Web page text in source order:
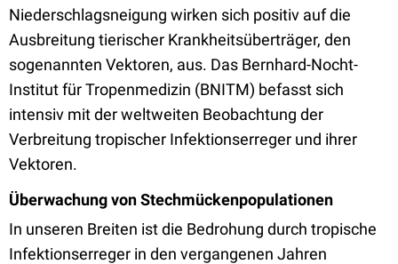
Niederschlagsneigung wirken sich positiv auf die
Ausbreitung tierischer Krankheitsüberträger, den
sogenannten Vektoren, aus. Das Bernhard-Nocht-
Institut für Tropenmedizin (BNITM) befasst sich
intensiv mit der weltweiten Beobachtung der
Verbreitung tropischer Infektionserreger und ihrer
Vektoren.
Überwachung von Stechmückenpopulationen
In unseren Breiten ist die Bedrohung durch tropische
Infektionserreger in den vergangenen Jahren